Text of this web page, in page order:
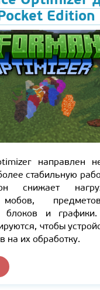
Edition
направлен
стабильную
снижает
мобов,
блоков и
чтобы
на их обработку.